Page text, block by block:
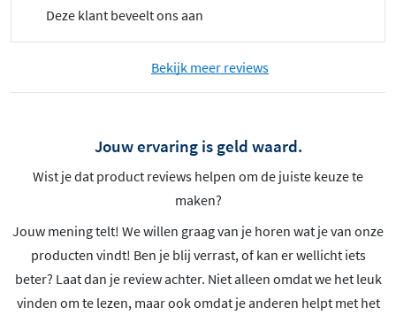
Deze klant beveelt ons aan
Bekijk meer reviews
Jouw ervaring is geld waard.
Wist je dat product reviews helpen om de juiste keuze te
maken?
Jouw mening telt! We willen graag van je horen wat je van onze
producten vindt! Ben je blij verrast, of kan er wellicht iets
beter? Laat dan je review achter. Niet alleen omdat we het leuk
vinden om te lezen, maar ook omdat je anderen helpt met het